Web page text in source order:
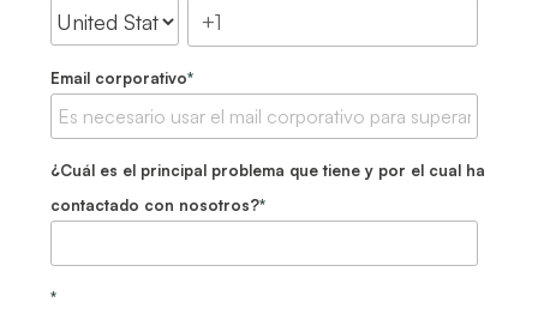
Email corporativo*
¿Cuál es el principal problema que tiene y por el cual ha
contactado con nosotros?*
*